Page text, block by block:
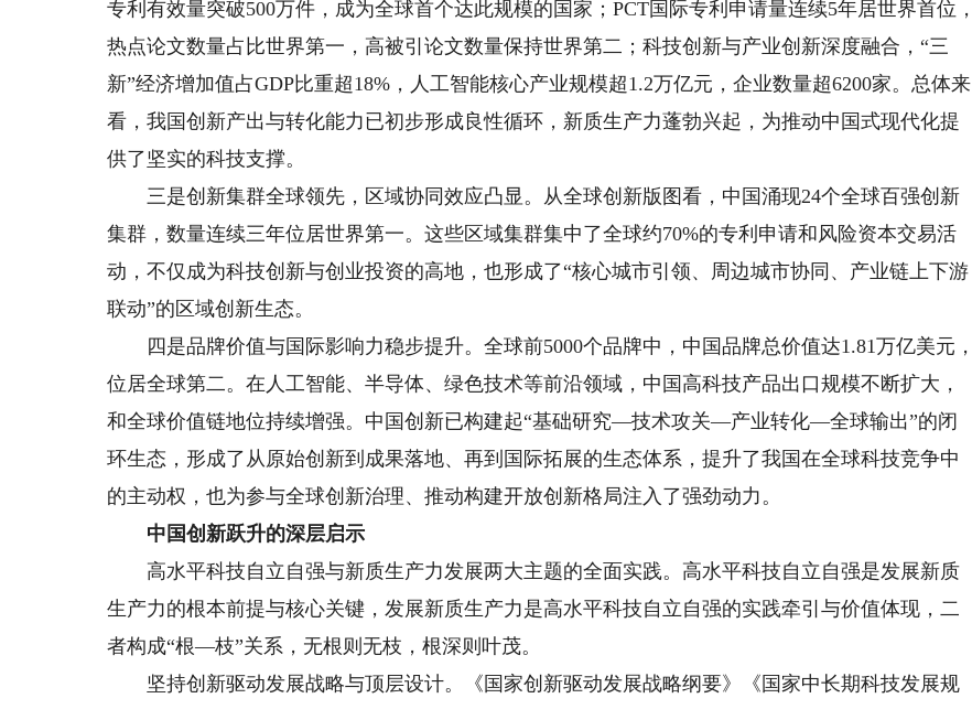
专利有效量突破500万件，成为全球首个达此规模的国家；PCT国际专利申请量连续5年居世界首位，
热点论文数量占比世界第一，高被引论文数量保持世界第二；科技创新与产业创新深度融合，“三
新”经济增加值占GDP比重超18%，人工智能核心产业规模超1.2万亿元，企业数量超6200家。总体来
看，我国创新产出与转化能力已初步形成良性循环，新质生产力蓬勃兴起，为推动中国式现代化提
供了坚实的科技支撑。
三是创新集群全球领先，区域协同效应凸显。从全球创新版图看，中国涌现24个全球百强创新
集群，数量连续三年位居世界第一。这些区域集群集中了全球约70%的专利申请和风险资本交易活
动，不仅成为科技创新与创业投资的高地，也形成了“核心城市引领、周边城市协同、产业链上下游
联动”的区域创新生态。
四是品牌价值与国际影响力稳步提升。全球前5000个品牌中，中国品牌总价值达1.81万亿美元，
位居全球第二。在人工智能、半导体、绿色技术等前沿领域，中国高科技产品出口规模不断扩大，
和全球价值链地位持续增强。中国创新已构建起“基础研究—技术攻关—产业转化—全球输出”的闭
环生态，形成了从原始创新到成果落地、再到国际拓展的生态体系，提升了我国在全球科技竞争中
的主动权，也为参与全球创新治理、推动构建开放创新格局注入了强劲动力。
中国创新跃升的深层启示
高水平科技自立自强与新质生产力发展两大主题的全面实践。‌高水平科技自立自强是发展新质
生产力的根本前提与核心关键，发展新质生产力是高水平科技自立自强的实践牵引与价值体现，二
者构成“‌根—枝‌”关系，无根则无枝，根深则叶茂。
坚持创新驱动发展战略与顶层设计。《国家创新驱动发展战略纲要》《国家中长期科技发展规